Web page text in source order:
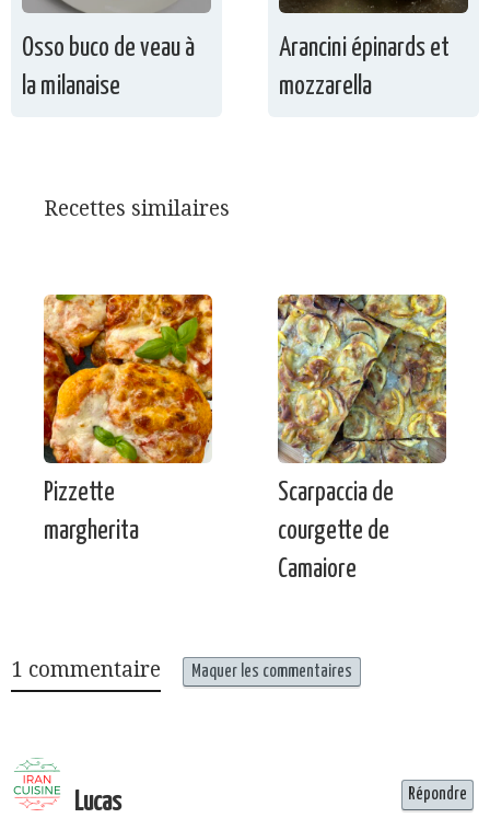
Osso buco de veau à
la milanaise
Arancini épinards et
mozzarella
Recettes similaires
Pizzette
margherita
Scarpaccia de
courgette de
Camaiore
1 commentaire Maquer les commentaires
Lucas Répondre